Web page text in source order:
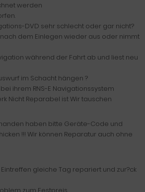
werden
DVD sehr schlecht oder gar nicht?
dem Einlegen wieder aus oder nimmt
während der Fahrt ab und liest neu
im Schacht hängen ?
ihrem RNS-E Navigationssystem
Nicht Reparabel ist Wir tauschen
haben bitte Geräte-Code und
!!! Wir können Reparatur auch ohne
gleiche Tag repariert und zur?ck